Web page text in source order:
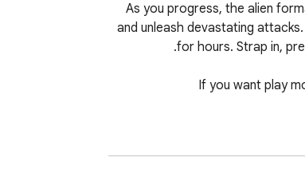
As you progress, the alien
and unleash devastating
If you want play